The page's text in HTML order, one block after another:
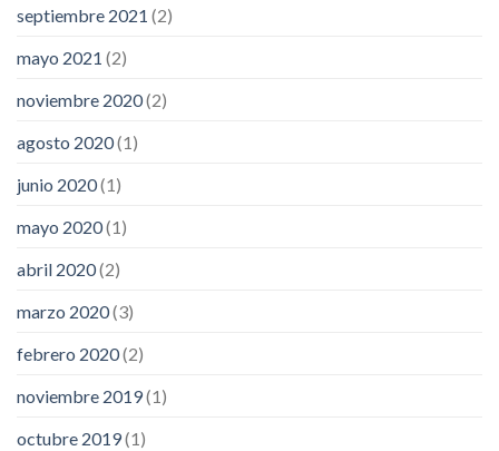
septiembre 2021 (2)
mayo 2021 (2)
noviembre 2020(2)
agosto 2020(1)
junio 2020(1)
mayo 2020(1)
abril 2020(2)
marzo 2020(3)
febrero 2020(2)
noviembre 2019(1)
octubre 2019(1)